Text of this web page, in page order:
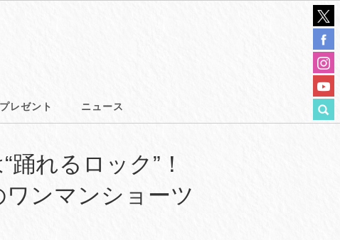
プレゼント ニュース
れるロック”！
ンマンショーツ